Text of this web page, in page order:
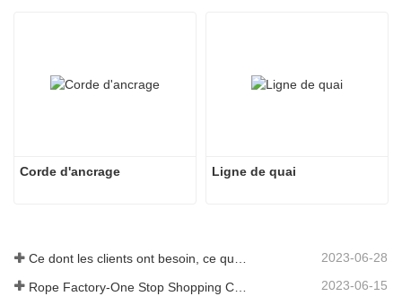
Corde d'ancrage Ligne de quai
Ce dont les clients ont besoin, ce que nous fournissons-Tai an Rope Ltd 2023-06-28
2023-06-15